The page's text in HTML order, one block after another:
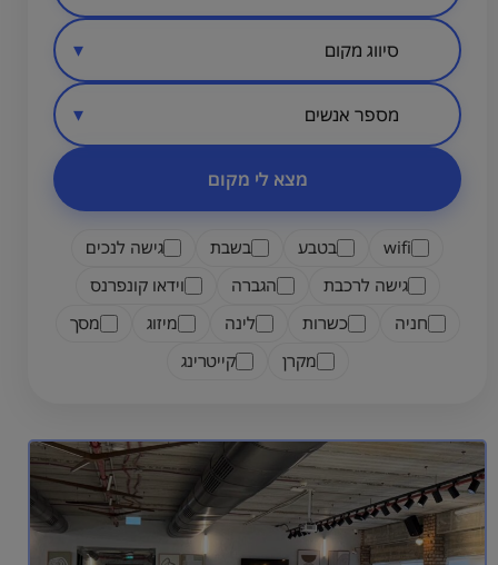
אזור בארץ
סיווג מקום
מספר אנשים
מצא לי מקום
wifi בטבע בשבת
גישה לנכים
גישה לרכבת
הגברה
וידאו קונפרנס
חניה
כשרות לינה מיזוג
מסך
מקרן
קייטרינג